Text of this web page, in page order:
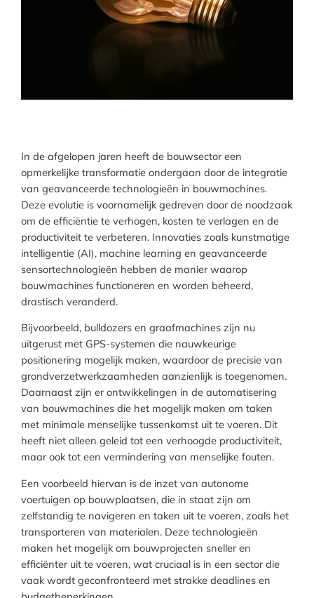
In de afgelopen jaren heeft de bouwsector een
opmerkelijke transformatie ondergaan door de integratie
van geavanceerde technologieën in bouwmachines.
Deze evolutie is voornamelijk gedreven door de noodzaak
om de efficiëntie te verhogen, kosten te verlagen en de
productiviteit te verbeteren. Innovaties zoals kunstmatige
intelligentie (AI), machine learning en geavanceerde
sensortechnologieën hebben de manier waarop
bouwmachines functioneren en worden beheerd,
drastisch veranderd.
Bijvoorbeeld, bulldozers en graafmachines zijn nu
uitgerust met GPS-systemen die nauwkeurige
positionering mogelijk maken, waardoor de precisie van
grondverzetwerkzaamheden aanzienlijk is toegenomen.
Daarnaast zijn er ontwikkelingen in de automatisering
van bouwmachines die het mogelijk maken om taken
met minimale menselijke tussenkomst uit te voeren. Dit
heeft niet alleen geleid tot een verhoogde productiviteit,
maar ook tot een vermindering van menselijke fouten.
Een voorbeeld hiervan is de inzet van autonome
voertuigen op bouwplaatsen, die in staat zijn om
zelfstandig te navigeren en taken uit te voeren, zoals het
transporteren van materialen. Deze technologieën
maken het mogelijk om bouwprojecten sneller en
efficiënter uit te voeren, wat cruciaal is in een sector die
vaak wordt geconfronteerd met strakke deadlines en